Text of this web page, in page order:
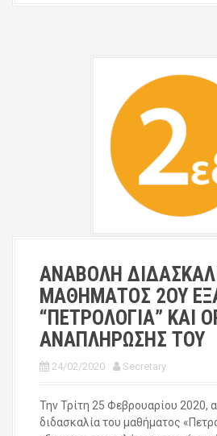
ΑΝΑΒΟΛΗ
ΜΑΘΗΜΑΤΟΣ 2ΟΥ
“ΠΕΤΡΟΛΟΓΙΑ” ΚΑΙ
ΑΝΑΠΛΗΡΩΣΗΣ ΤΟΥ
24/02/2020 Secretary
Την Τρίτη 25 Φεβρουαρίου 2020,
διδασκαλία του μαθήματος